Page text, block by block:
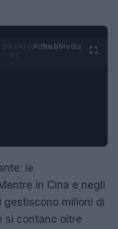
AdhubMedia
le
in Cina e negli
gestiscono milioni di
si contano oltre